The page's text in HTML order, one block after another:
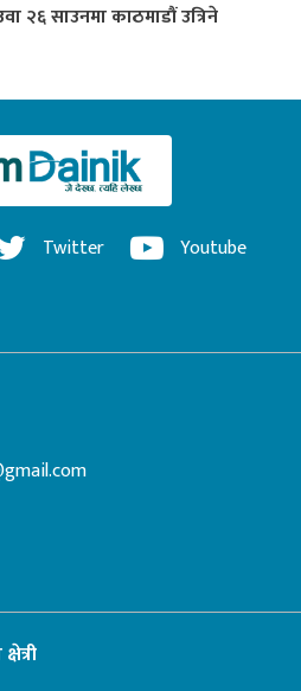
२६ साउनमा काठमाडौं उत्रिने
Twitter Youtube